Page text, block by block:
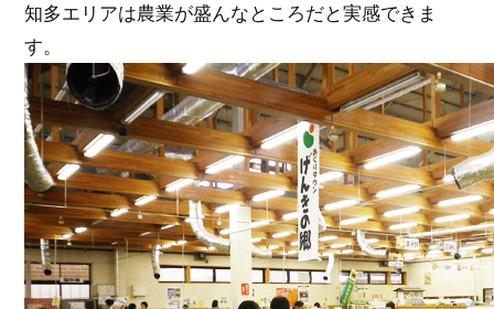
知多エリアは農業が盛んなところだと実感できま
す。